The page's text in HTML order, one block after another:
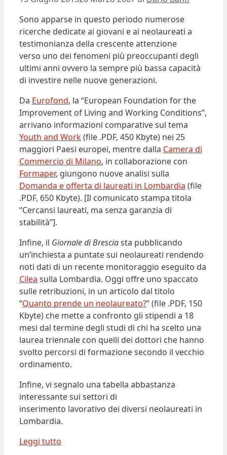
Sono apparse in questo periodo numerose
ricerche dedicate ai giovani e ai neolaureati a
testimonianza della crescente attenzione
verso uno dei fenomeni più preoccupanti degli
ultimi anni ovvero la sempre più bassa capacità
di investire nelle nuove generazioni.
Da Eurofond, la “European Foundation for the
Improvement of Living and Working Conditions”,
arrivano informazioni comparative sul tema
Youth and Work(file .PDF, 450 Kbyte) nei 25
maggiori Paesi europei, mentre dalla Camera di
Commercio di Milano, in collaborazione con
Formaper, giungono nuove analisi sulla
Domanda e offerta di laureati in Lombardia (file
.PDF, 650 Kbyte). [Il comunicato stampa titola
“Cercansi laureati, ma senza garanzia di
stabilità”].
Infine, il Giornale di Bresciasta pubblicando
un’inchiesta a puntate sui neolaureati rendendo
noti dati di un recente monitoraggio eseguito da
Cilea sulla Lombardia. Oggi offre uno spaccato
sulle retribuzioni, in un articolo dal titolo
“Quanto prende un neolaureato?” (file .PDF, 150
Kbyte) che mette a confronto gli stipendi a 18
mesi dal termine degli studi di chi ha scelto una
laurea triennale con quelli dei dottori che hanno
svolto percorsi di formazione secondo il vecchio
ordinamento.
Infine, vi segnalo una tabella abbastanza
interessante sui settori di
inserimento lavorativo dei diversi neolaureati in
Lombardia.
Leggi tutto